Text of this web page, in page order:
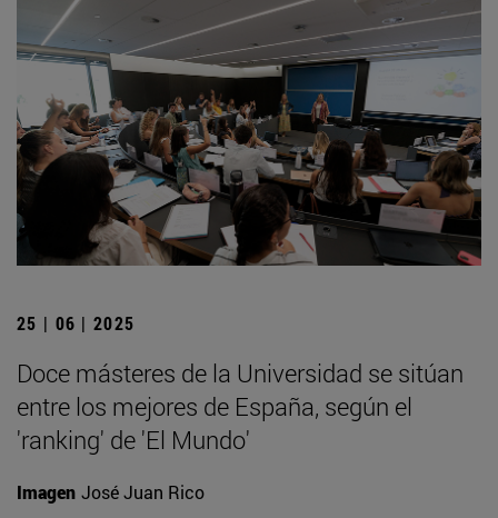
25 | 06 | 2025
Doce másteres de la Universidad se sitúan
entre los mejores de España, según el
'ranking' de 'El Mundo'
Imagen José Juan Rico